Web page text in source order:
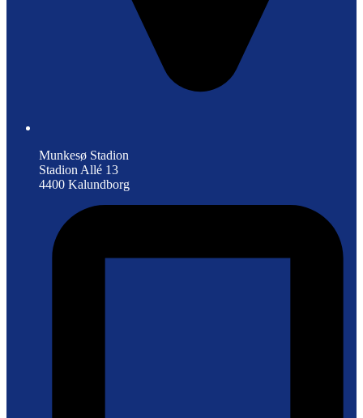
Munkesø Stadion
Stadion Allé 13
4400 Kalundborg